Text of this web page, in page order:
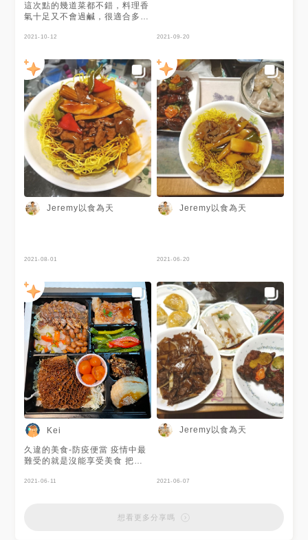
這次點的幾道菜都不錯，料理香
氣十足又不會過鹹，很適合多人
2021-10-12 2021-09-20
Jeremy以食為天
2021-08-01
Jeremy以食為天
2021-06-20
Kei
久違的美食-防疫便當 疫情中最
難受的就是沒能享受美食 把無
便、當😂😂 看上悅品有高於水
2021-06-11
Jeremy以食為天
2021-06-07
想看更多分享嗎